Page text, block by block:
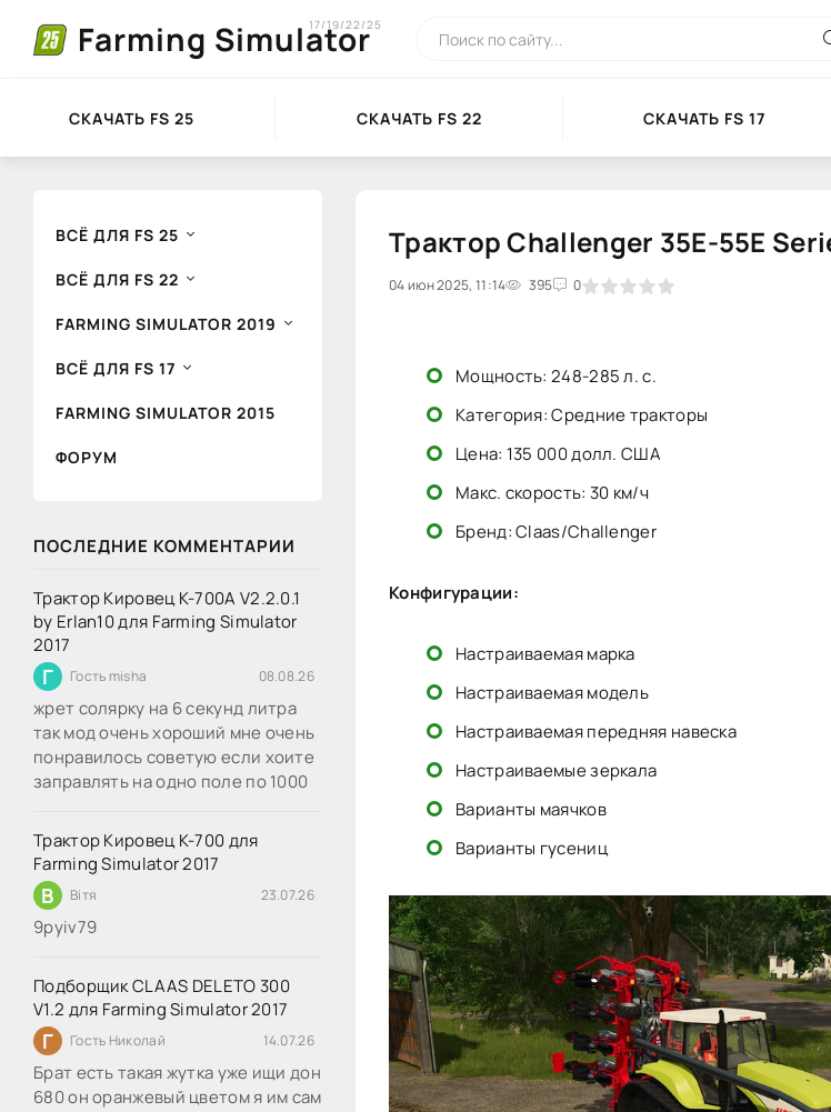
Farming Simulator
17/19/22/25
СКАЧАТЬ FS 25 СКАЧАТЬ FS 22 СКАЧАТЬ FS 17
ВСЁ ДЛЯ FS 25
ВСЁ ДЛЯ FS 22
FARMING SIMULATOR 2019
ВСЁ ДЛЯ FS 17
FARMING SIMULATOR 2015
ФОРУМ
ПОСЛЕДНИЕ КОММЕНТАРИИ
Трактор Кировец К-700А V2.2.0.1
by Erlan10 для Farming Simulator
2017
Г Гость misha 08.08.26
жрет солярку на 6 секунд литра
так мод очень хороший мне очень
понравилось советую если хоите
заправлять на одно поле по 1000
Трактор Кировец К-700 для
Farming Simulator 2017
В Вітя 23.07.26
9руіv79
Подборщик CLAAS DELETO 300
V1.2 для Farming Simulator 2017
Г Гость Николай 14.07.26
Брат есть такая жутка уже ищи дон
680 он оранжевый цветом я им сам
Трактор Challenger 35E-55E
04 июн 2025, 11:14 395 0
1 2 3 4 5
Мощность: 248-285 л. с.
Категория: Средние тракторы
Цена: 135 000 долл. США
Макс. скорость: 30 км/ч
Бренд: Claas/Challenger
Конфигурации:
Настраиваемая марка
Настраиваемая модель
Настраиваемая передняя навеска
Настраиваемые зеркала
Варианты маячков
Варианты гусениц